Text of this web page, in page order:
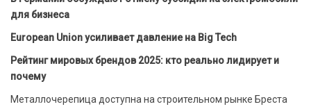
для бизнеса
European Union усиливает давление на Big Tech
Рейтинг мировых брендов 2025: кто реально лидирует и
почему
Металлочерепица доступна на строительном рынке Бреста